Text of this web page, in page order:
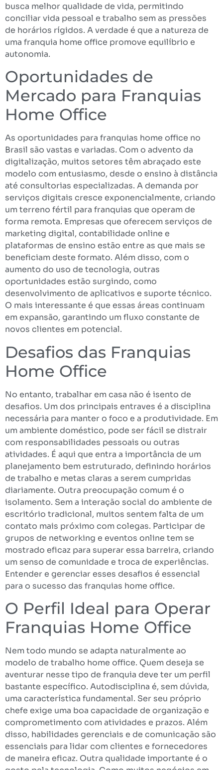
busca melhor qualidade de vida, permitindo
conciliar vida pessoal e trabalho sem as pressões
de horários rígidos. A verdade é que a natureza de
uma franquia home office promove equilíbrio e
autonomia.
Oportunidades de
Mercado para Franquias
Home Office
As oportunidades para franquias home office no
Brasil são vastas e variadas. Com o advento da
digitalização, muitos setores têm abraçado este
modelo com entusiasmo, desde o ensino à distância
até consultorias especializadas. A demanda por
serviços digitais cresce exponencialmente, criando
um terreno fértil para franquias que operam de
forma remota. Empresas que oferecem serviços de
marketing digital, contabilidade online e
plataformas de ensino estão entre as que mais se
beneficiam deste formato. Além disso, com o
aumento do uso de tecnologia, outras
oportunidades estão surgindo, como
desenvolvimento de aplicativos e suporte técnico.
O mais interessante é que essas áreas continuam
em expansão, garantindo um fluxo constante de
novos clientes em potencial.
Desafios das Franquias
Home Office
No entanto, trabalhar em casa não é isento de
desafios. Um dos principais entraves é a disciplina
necessária para manter o foco e a produtividade. Em
um ambiente doméstico, pode ser fácil se distrair
com responsabilidades pessoais ou outras
atividades. É aqui que entra a importância de um
planejamento bem estruturado, definindo horários
de trabalho e metas claras a serem cumpridas
diariamente. Outra preocupação comum é o
isolamento. Sem a interação social do ambiente de
escritório tradicional, muitos sentem falta de um
contato mais próximo com colegas. Participar de
grupos de networking e eventos online tem se
mostrado eficaz para superar essa barreira, criando
um senso de comunidade e troca de experiências.
Entender e gerenciar esses desafios é essencial
para o sucesso das franquias home office.
O Perfil Ideal para Operar
Franquias Home Office
Nem todo mundo se adapta naturalmente ao
modelo de trabalho home office. Quem deseja se
aventurar nesse tipo de franquia deve ter um perfil
bastante específico. Autodisciplina é, sem dúvida,
uma característica fundamental. Ser seu próprio
chefe exige uma boa capacidade de organização e
comprometimento com atividades e prazos. Além
disso, habilidades gerenciais e de comunicação são
essenciais para lidar com clientes e fornecedores
de maneira eficaz. Outra qualidade importante é o